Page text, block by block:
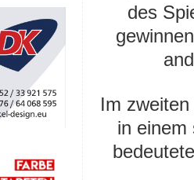
des
Im
in einem